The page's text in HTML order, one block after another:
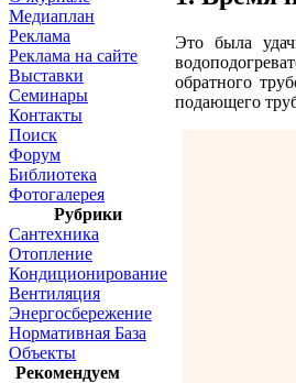
Медиаплан
Реклама
Реклама на сайте
Выставки
Семинары
Контакты
Поиск
Форум
Библиотека
Фотогалерея
Рубрики
Сантехника
Отопление
Кондиционирование
Вентиляция
Энергосбережение
Нормативная База
Объекты
Рекомендуем
Это была
обратного
подающего